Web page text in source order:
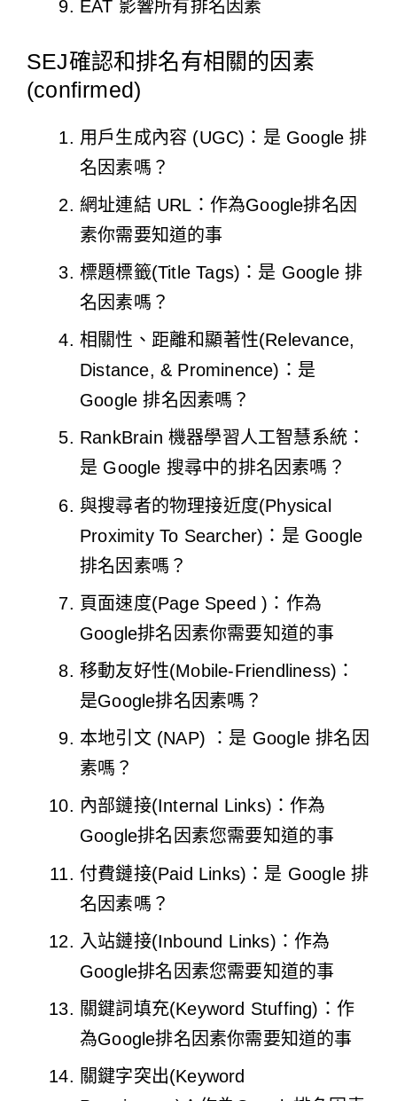
EAT 影響所有排名因素​
SEJ確認和排名有相關的因素
(confirmed)
用戶生成內容 (UGC)：是 Google 排
名因素嗎？
網址連結 URL：作為Google排名因
素你需要知道的事
標題標籤(Title Tags)：是 Google 排
名因素嗎？
相關性、距離和顯著性(Relevance,
Distance, & Prominence)：是
Google 排名因素嗎？
RankBrain 機器學習人工智慧系統：
是 Google 搜尋中的排名因素嗎？
與搜尋者的物理接近度(Physical
Proximity To Searcher)：是 Google
排名因素嗎？
頁面速度(Page Speed )：作為
Google排名因素你需要知道的事
移動友好性(Mobile-Friendliness)：
是Google排名因素嗎？
本地引文 (NAP) ：是 Google 排名因
素嗎？
內部鏈接(Internal Links)：作為
Google排名因素您需要知道的事
付費鏈接(Paid Links)：是 Google 排
名因素嗎？
入站鏈接(Inbound Links)：作為
Google排名因素您需要知道的事
關鍵詞填充(Keyword Stuffing)：作
為Google排名因素你需要知道的事
關鍵字突出(Keyword